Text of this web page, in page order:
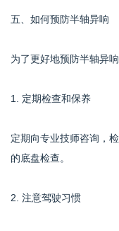
五、如何预防半轴异响
为了更好地预防半轴异
1. 定期检查和保养
定期向专业技师咨询，
的底盘检查。
2. 注意驾驶习惯